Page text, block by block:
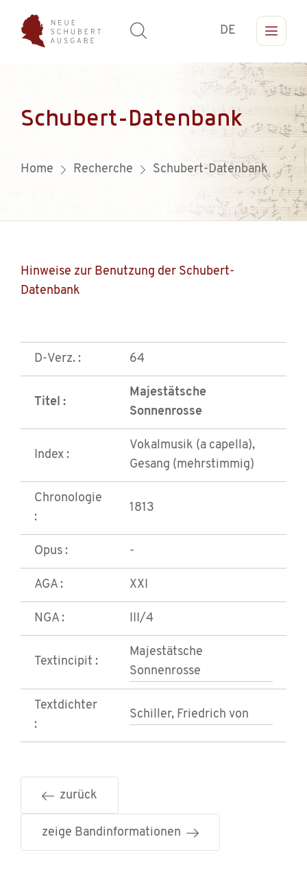
DE
Schubert-Datenbank
Home Recherche Schubert-Datenbank
Hinweise zur Benutzung der Schubert-
Datenbank
D-Verz. : 64
Titel :
Majestätsche
Sonnenrosse
Index :
Vokalmusik (a capella),
Gesang (mehrstimmig)
Chronologie
:
1813
Opus : -
AGA : XXI
NGA : III/4
Textincipit :
Majestätsche
Sonnenrosse
Textdichter
:
Schiller, Friedrich von
zurück
zeige Bandinformationen